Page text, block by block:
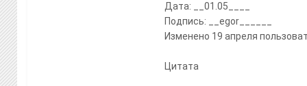
Дата: __01.05____
Подпись: __egor______
Изменено 19 апреля
Цитата